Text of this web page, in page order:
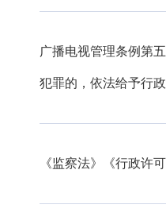
广播电视管理条例第
犯罪的，依法给予行政
《监察法》《行政许